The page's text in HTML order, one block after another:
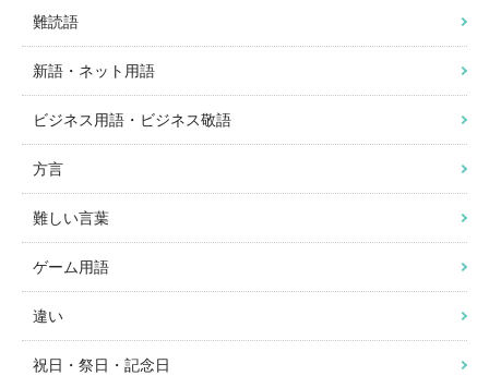
難読語
新語・ネット用語
ビジネス用語・ビジネス敬語
方言
難しい言葉
ゲーム用語
違い
祝日・祭日・記念日